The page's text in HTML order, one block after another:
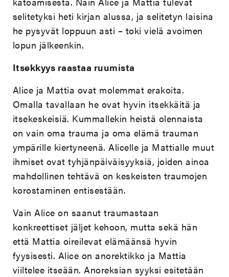
selitetyksi heti kirjan alussa, ja selitetyn laisina
he pysyvät loppuun asti – toki vielä avoimen
lopun jälkeenkin.
Itsekkyys raastaa ruumista
Alice ja Mattia ovat molemmat erakoita.
Omalla tavallaan he ovat hyvin itsekkäitä ja
itsekeskeisiä. Kummallekin heistä olennaista
on vain oma trauma ja oma elämä trauman
ympärille kiertyneenä. Alicelle ja Mattialle muut
ihmiset ovat tyhjänpäiväisyyksiä, joiden ainoa
mahdollinen tehtävä on keskeisten traumojen
korostaminen entisestään.
Vain Alice on saanut traumastaan
konkreettiset jäljet kehoon, mutta sekä hän
että Mattia oireilevat elämäänsä hyvin
fyysisesti. Alice on anorektikko ja Mattia
viiltelee itseään. Anoreksian syyksi esitetään